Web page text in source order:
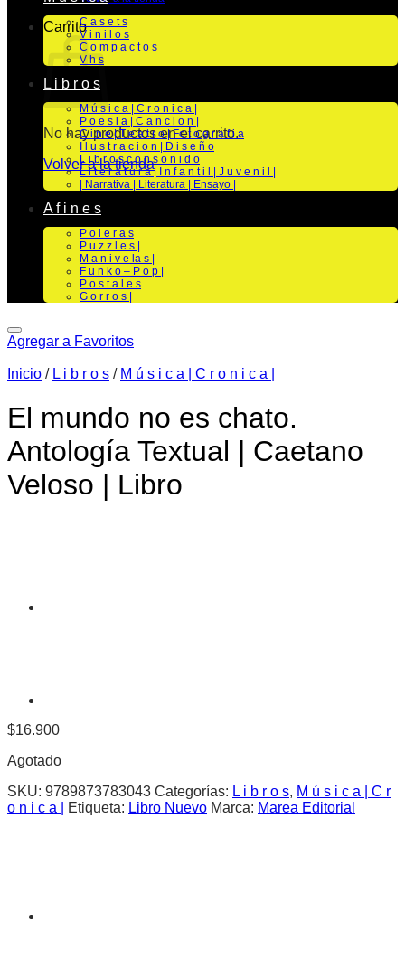
Carrito
No hay productos en el carrito.
Volver a la tienda
C a s e t s
V i n i l o s
C o m p a c t o s
V h s
L i b r o s
M ú s i c a | C r o n i c a |
P o e s i a | C a n c i o n |
C i n e | T e a t r o | Fo t o g r a f i a
I l u s t r a c i o n | D i s e ñ o
L i b r o s c o n s o n i d o
L i t e r a t u r a | I n f a n t i l | J u v e n i l |
| Narrativa | Literatura | Ensayo |
A f i n e s
P o l e r a s
P u z z l e s |
M a n i v e la s |
F u n k o – P o p |
P o s t a l e s
G o r r o s |
Agregar a Favoritos
Inicio / L i b r o s / M ú s i c a | C r o n i c a |
El mundo no es chato.
Antología Textual | Caetano
Veloso | Libro
$16.900
Agotado
SKU: 9789873783043 Categorías: L i b r o s, M ú s i c a | C r
o n i c a |
Etiqueta: Libro Nuevo Marca: Marea Editorial